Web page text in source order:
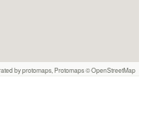
by protomaps Protomaps©OpenStreetMap